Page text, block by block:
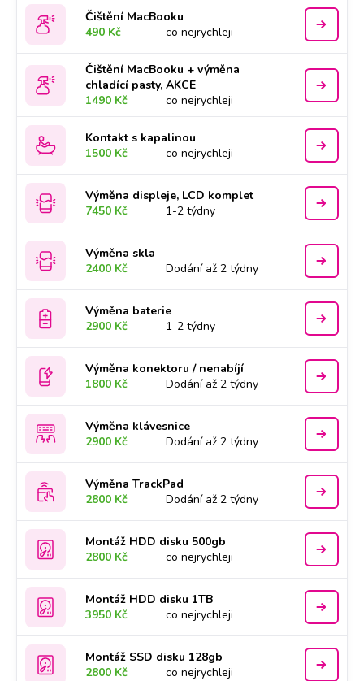
Čištění MacBooku
490 Kč
co nejrychleji
Čištění MacBooku + výměna
chladící pasty, AKCE
1490 Kč
co nejrychleji
Kontakt s kapalinou
1500 Kč
co nejrychleji
Výměna displeje, LCD komplet
7450 Kč
1-2 týdny
Výměna skla
2400 Kč
Dodání až 2 týdny
Výměna baterie
2900 Kč
1-2 týdny
Výměna konektoru / nenabíjí
1800 Kč
Dodání až 2 týdny
Výměna klávesnice
2900 Kč
Dodání až 2 týdny
Výměna TrackPad
2800 Kč
Dodání až 2 týdny
Montáž HDD disku 500gb
2800 Kč
co nejrychleji
Montáž HDD disku 1TB
3950 Kč
co nejrychleji
Montáž SSD disku 128gb
2800 Kč
co nejrychleji